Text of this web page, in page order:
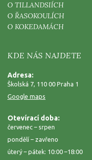
O TILLANDSIÍCH
O ŘASOKOULÍCH
O KOKEDAMÁCH
KDE NÁS NAJDETE
Adresa:
Školská 7, 110 00 Praha 1
Google maps
Otevírací doba:
červenec – srpen
pondělí – zavřeno
úterý – pátek: 10:00 –18:00